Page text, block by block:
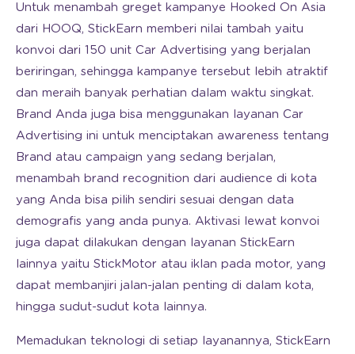
Untuk menambah greget kampanye Hooked On Asia
dari HOOQ, StickEarn memberi nilai tambah yaitu
konvoi dari 150 unit Car Advertising yang berjalan
beriringan, sehingga kampanye tersebut lebih atraktif
dan meraih banyak perhatian dalam waktu singkat.
Brand Anda juga bisa menggunakan layanan Car
Advertising ini untuk menciptakan awareness tentang
Brand atau campaign yang sedang berjalan,
menambah brand recognition dari audience di kota
yang Anda bisa pilih sendiri sesuai dengan data
demografis yang anda punya. Aktivasi lewat konvoi
juga dapat dilakukan dengan layanan StickEarn
lainnya yaitu StickMotor atau iklan pada motor, yang
dapat membanjiri jalan-jalan penting di dalam kota,
hingga sudut-sudut kota lainnya.
Memadukan teknologi di setiap layanannya, StickEarn